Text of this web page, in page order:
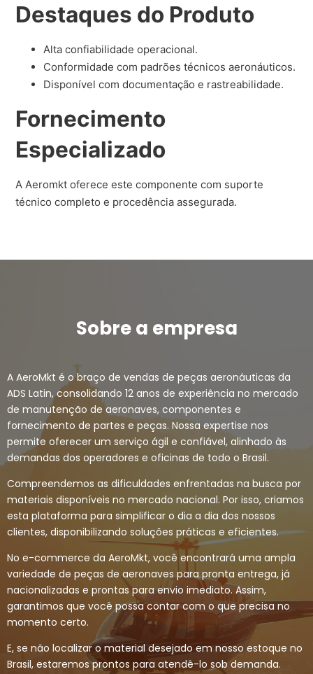
Destaques do Produto
Alta confiabilidade operacional.
Conformidade com padrões técnicos aeronáuticos.
Disponível com documentação e rastreabilidade.
Fornecimento
Especializado
A Aeromkt oferece este componente com suporte
técnico completo e procedência assegurada.
Sobre a empresa
A AeroMkt é o braço de vendas de peças aeronáuticas da
ADS Latin, consolidando 12 anos de experiência no mercado
de manutenção de aeronaves, componentes e
fornecimento de partes e peças. Nossa expertise nos
permite oferecer um serviço ágil e confiável, alinhado às
demandas dos operadores e oficinas de todo o Brasil.
Compreendemos as dificuldades enfrentadas na busca por
materiais disponíveis no mercado nacional. Por isso, criamos
esta plataforma para simplificar o dia a dia dos nossos
clientes, disponibilizando soluções práticas e eficientes.
No e-commerce da AeroMkt, você encontrará uma ampla
variedade de peças de aeronaves para pronta entrega, já
nacionalizadas e prontas para envio imediato. Assim,
garantimos que você possa contar com o que precisa no
momento certo.
E, se não localizar o material desejado em nosso estoque no
Brasil, estaremos prontos para atendê-lo sob demanda.